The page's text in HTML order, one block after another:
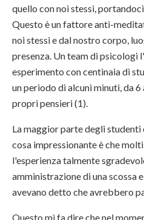
quello con noi stessi,
Questo è un fattore anti-
noi stessi e dal nostro corpo,
presenza. Un team di psicologi
esperimento con centinaia di
un periodo di alcuni minuti, da 6
propri pensieri (1).
La maggior parte degli
cosa impressionante è che
l'esperienza talmente
amministrazione di una scossa
avevano detto che avrebbero
Questo mi fa dire che nel